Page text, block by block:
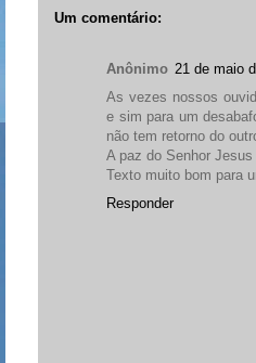
Um comentário:
Anônimo 21 de maio
As vezes nossos
e sim para um
não tem retorno do
A paz do Senhor Jesus
Texto muito bom para
Responder